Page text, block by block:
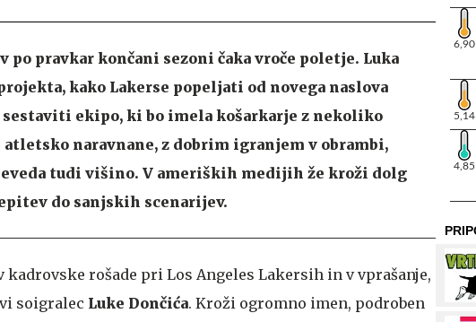
po pravkar končani sezoni čaka vroče poletje. Luka
kako Lakerse popeljati od novega naslova
sestaviti ekipo, ki bo imela košarkarje z nekoliko
naravnane, z dobrim igranjem v obrambi,
tudi višino. V ameriških medijih že kroži dolg
do sanjskih scenarijev.
kadrovske rošade pri Los Angeles Lakersih in v vprašanje,
soigralec Luke Dončića. Kroži ogromno imen, podroben
6,90
5,14
4,85